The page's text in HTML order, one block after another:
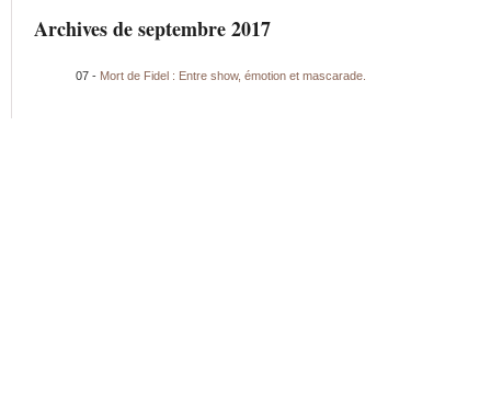
Archives de septembre 2017
07 - Mort de Fidel : Entre show, émotion et mascarade.